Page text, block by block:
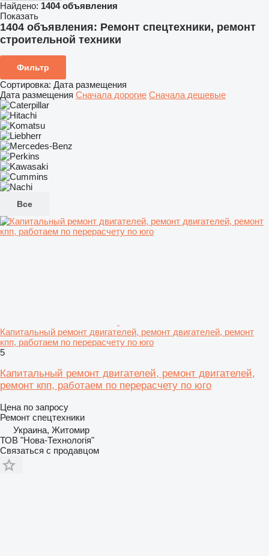
Найдено: 1404 объявления
Показать
1404 объявления: Ремонт спецтехники, ремонт
строительной техники
Фильтр
Сортировка: Дата размещения
Дата размещения Сначала дорогие Сначала дешевые
Все
Капитальный ремонт двигателей, ремонт двигателей, ремонт
кпп, работаем по перерасчету по юго
5
Капитальный ремонт двигателей, ремонт двигателей,
ремонт кпп, работаем по перерасчету по юго
Цена по запросу
Ремонт спецтехники
Украина, Житомир
ТОВ "Нова-Технологія"
Связаться с продавцом